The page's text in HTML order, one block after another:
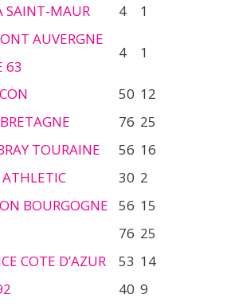
SAINT-MAUR 4 1
AUVERGNE
63
4 1
50 12
76 25
TOURAINE 56 16
ATHLETIC 30 2
BOURGOGNE 56 15
76 25
COTE D’AZUR 53 14
40 9